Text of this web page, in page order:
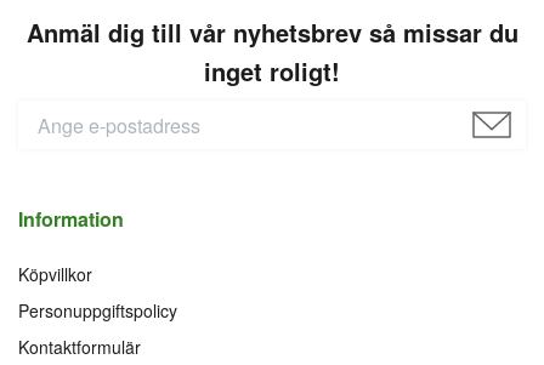
Anmäl dig till vår nyhetsbrev så missar du
inget roligt!
Information
Köpvillkor
Personuppgiftspolicy
Kontaktformulär